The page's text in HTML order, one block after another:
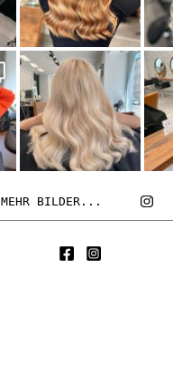
MEHR BILDER...